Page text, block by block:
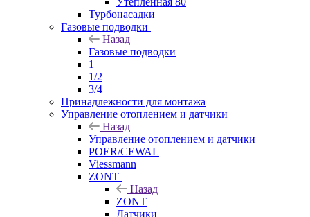
Турбонасадки
Газовые подводки
Назад
Газовые подводки
1
1/2
3/4
Принадлежности для монтажа
Управление отоплением и датчики
Назад
Управление отоплением и датчики
POER/CEWAL
Viessmann
ZONT
Назад
ZONT
Датчики